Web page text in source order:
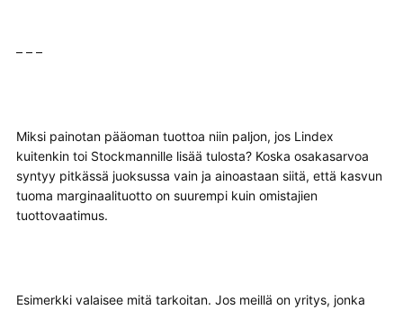
– – –
Miksi painotan pääoman tuottoa niin paljon, jos Lindex
kuitenkin toi Stockmannille lisää tulosta? Koska osakasarvoa
syntyy pitkässä juoksussa vain ja ainoastaan siitä, että kasvun
tuoma marginaalituotto on suurempi kuin omistajien
tuottovaatimus.
Esimerkki valaisee mitä tarkoitan. Jos meillä on yritys, jonka